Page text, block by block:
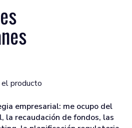
producto
empresarial: me ocupo del
la recaudación de fondos, las